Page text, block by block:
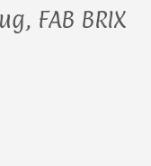
FAB BRIX